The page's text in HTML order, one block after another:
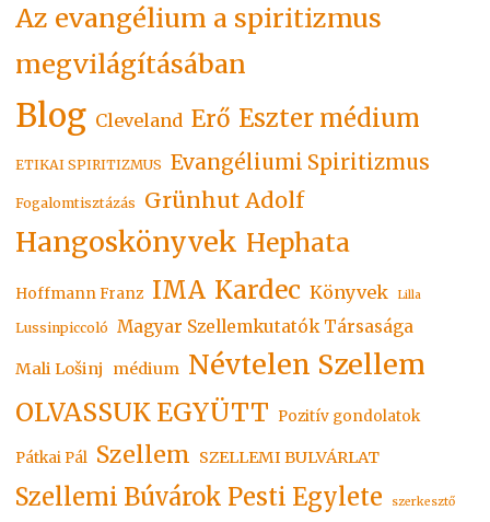
Az evangélium a spiritizmus
megvilágításában
Blog Cleveland Erő Eszter médium
ETIKAI SPIRITIZMUS Evangéliumi Spiritizmus
Fogalomtisztázás Grünhut Adolf
Hangoskönyvek Hephata
Hoffmann Franz IMA Kardec Könyvek Lilla
Lussinpiccoló Magyar Szellemkutatók Társasága
Mali Lošinj médium Névtelen Szellem
OLVASSUK EGYÜTT Pozitív gondolatok
Pátkai Pál Szellem SZELLEMI BULVÁRLAT
Szellemi Búvárok Pesti Egylete szerkesztő